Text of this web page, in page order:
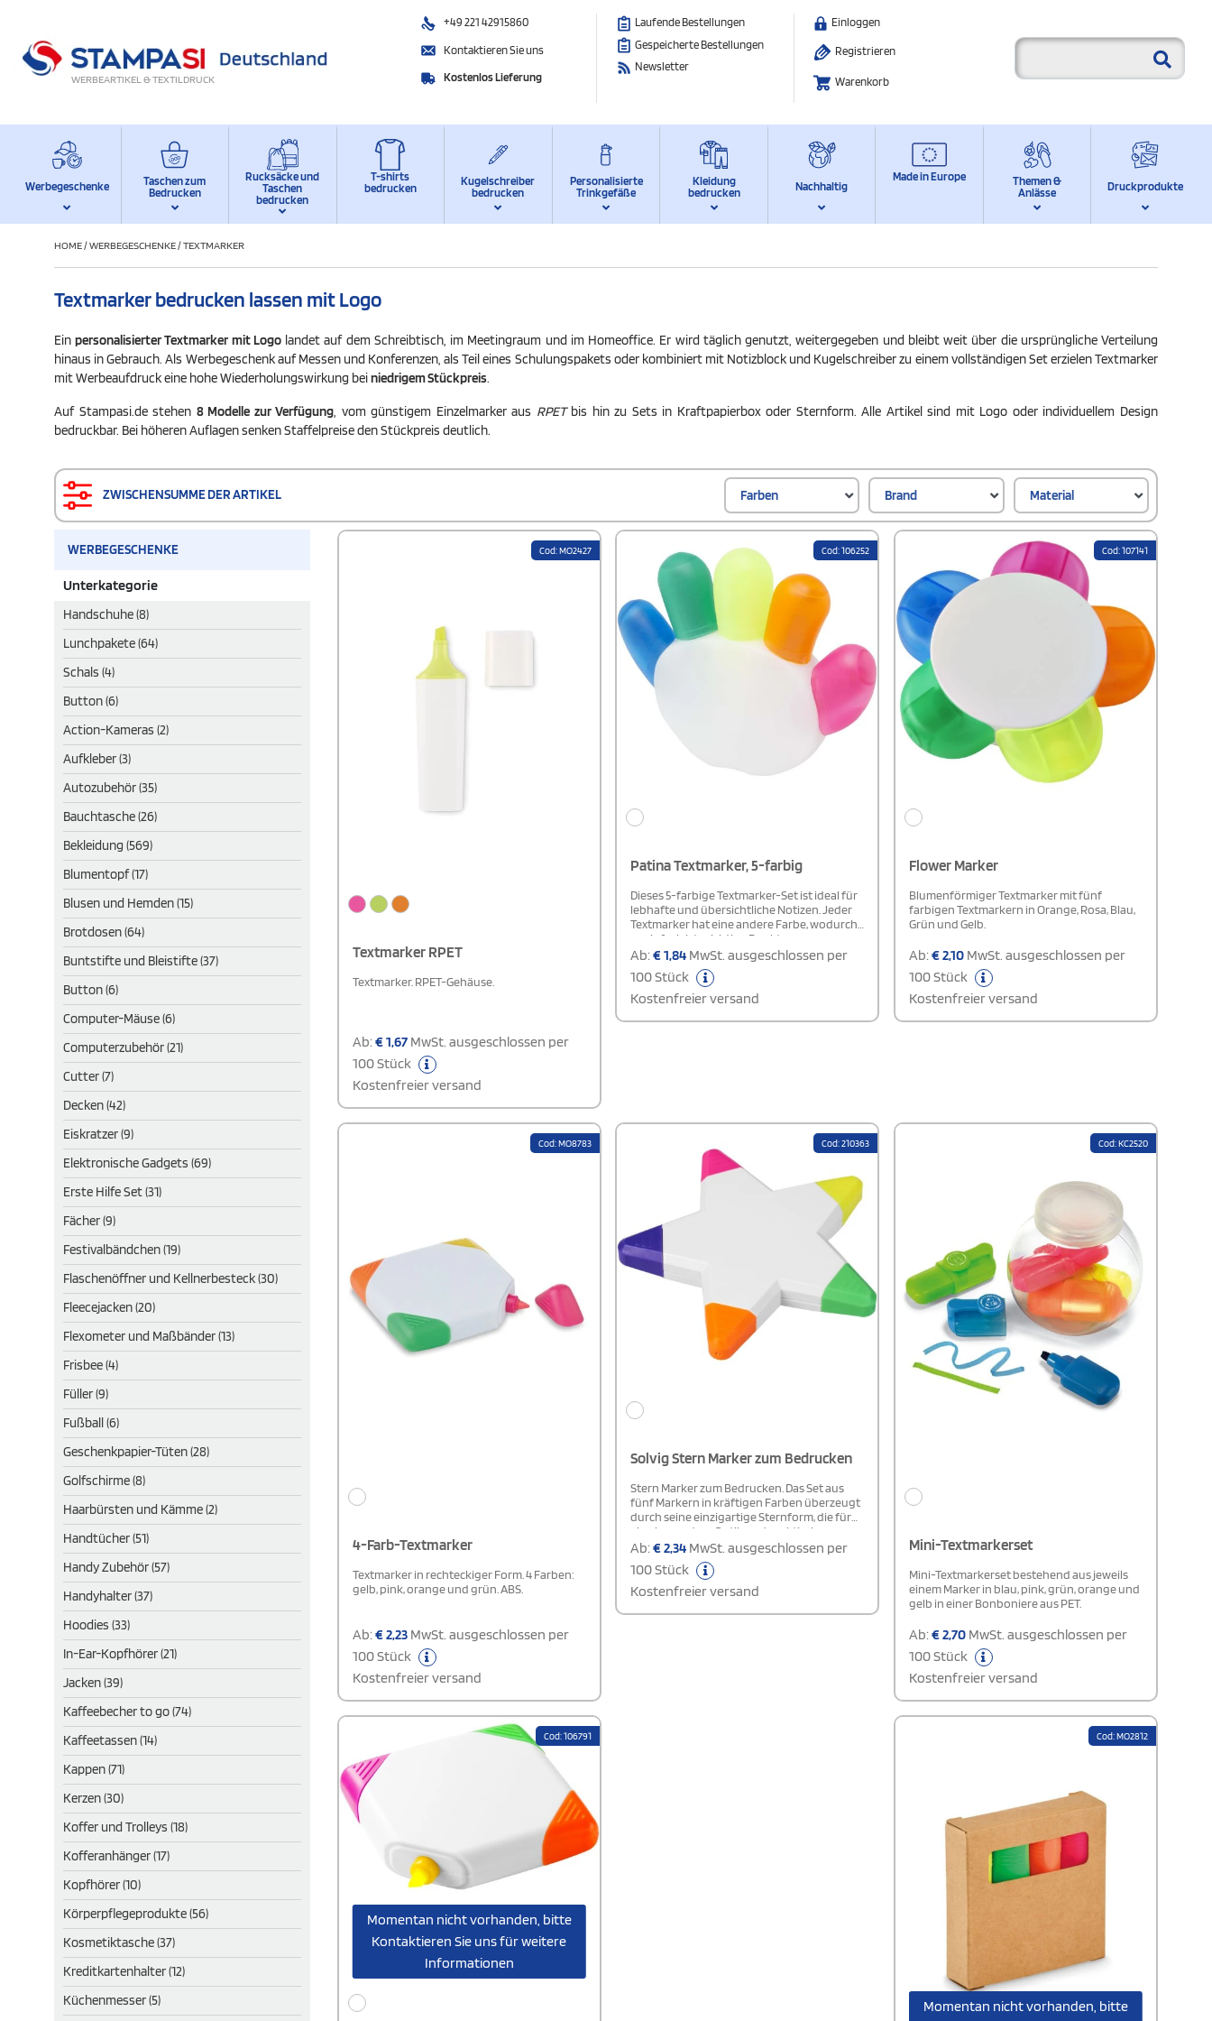
WERBEARTIKEL & TEXTILDRUCK
+49 221 42915860
Kontaktieren Sie uns
Kostenlos Lieferung
Laufende Bestellungen
Gespeicherte Bestellungen
Newsletter
Einloggen
Registrieren
Warenkorb
Werbegeschenke
Taschen zum
Bedrucken
Rucksäcke und
Taschen
bedrucken
T-shirts
bedrucken
Kugelschreiber
bedrucken
Personalisierte
Trinkgefäße
Kleidung
bedrucken
Nachhaltig
Made in Europe
Themen &
Anlässe
Druckprodukte
HOME/WERBEGESCHENKE/TEXTMARKER
Textmarker bedrucken lassen mit Logo
Einpersonalisierter Textmarker mit Logolandet auf dem Schreibtisch, im Meetingraum und im Homeoffice. Er wird täglich genutzt, weitergegeben und bleibt weit über die ursprüngliche Verteilung
hinaus in Gebrauch. Als Werbegeschenk auf Messen und Konferenzen, als Teil eines Schulungspakets oder kombiniert mit Notizblock und Kugelschreiber zu einem vollständigen Set erzielen Textmarker
mit Werbeaufdruck eine hohe Wiederholungswirkung beiniedrigem Stückpreis.
Auf Stampasi.de stehen 8 Modelle zur Verfügung, vom günstigem Einzelmarker aus RPETbis hin zu Sets in Kraftpapierbox oder Sternform. Alle Artikel sind mit Logo oder individuellem Design
bedruckbar. Bei höheren Auflagen senken Staffelpreise den Stückpreis deutlich.
ZWISCHENSUMME DER ARTIKEL Farben Brand Material
WERBEGESCHENKE
Unterkategorie
Handschuhe (8)
Lunchpakete (64)
Schals (4)
Button (6)
Action-Kameras (2)
Aufkleber (3)
Autozubehör (35)
Bauchtasche (26)
Bekleidung (569)
Blumentopf (17)
Blusen und Hemden (15)
Brotdosen (64)
Buntstifte und Bleistifte (37)
Button (6)
Computer-Mäuse (6)
Computerzubehör (21)
Cutter (7)
Decken (42)
Eiskratzer (9)
Elektronische Gadgets (69)
Erste Hilfe Set (31)
Fächer (9)
Festivalbändchen (19)
Flaschenöffner und Kellnerbesteck (30)
Fleecejacken (20)
Flexometer und Maßbänder (13)
Frisbee (4)
Füller (9)
Fußball (6)
Geschenkpapier-Tüten (28)
Golfschirme (8)
Haarbürsten und Kämme (2)
Handtücher (51)
Handy Zubehör (57)
Handyhalter (37)
Hoodies (33)
In-Ear-Kopfhörer (21)
Jacken (39)
Kaffeebecher to go (74)
Kaffeetassen (14)
Kappen (71)
Kerzen (30)
Koffer und Trolleys (18)
Kofferanhänger (17)
Kopfhörer (10)
Körperpflegeprodukte (56)
Kosmetiktasche (37)
Kreditkartenhalter (12)
Küchenmesser (5)
Cod: MO2427
Textmarker RPET
Textmarker. RPET-Gehäuse.
Ab:€1,67MwSt. ausgeschlossen per
100 Stück
Kostenfreier versand
Cod: 106252
Patina Textmarker, 5-farbig
Dieses 5-farbige Textmarker-Set ist ideal für
lebhafte und übersichtliche Notizen. Jeder
Textmarker hat eine andere Farbe, wodurch
es einfach ist, wichtige Punkte
hervorzuheben und Informationen zu
kategorisieren.
Ab:€1,84 MwSt. ausgeschlossen per
100 Stück
Kostenfreier versand
Cod: 107141
Flower Marker
Blumenförmiger Textmarker mit fünf
farbigen Textmarkern in Orange, Rosa, Blau,
Grün und Gelb.
Ab:€2,10MwSt. ausgeschlossen per
100 Stück
Kostenfreier versand
Cod: MO8783
4-Farb-Textmarker
Textmarker in rechteckiger Form. 4 Farben:
gelb, pink, orange und grün. ABS.
Ab:€2,23MwSt. ausgeschlossen per
100 Stück
Kostenfreier versand
Cod: 210363
Solvig Stern Marker zum Bedrucken
Stern Marker zum Bedrucken. Das Set aus
fünf Markern in kräftigen Farben überzeugt
durch seine einzigartige Sternform, die für
eine besondere Optik und praktische
Handhabung sorgt. Jeder Marker verfügt
über eine leuchtende Farbe, die Ihre Notizen
und Texte deutlich hervorhebt. Ideal für
kreatives Arbeiten im Büro, in der Schule
Schreibtisch!
Ab:€2,34 MwSt. ausgeschlossen per
100 Stück
Kostenfreier versand
Cod: KC2520
Mini-Textmarkerset
Mini-Textmarkerset bestehend aus jeweils
einem Marker in blau, pink, grün, orange und
gelb in einer Bonboniere aus PET.
Ab:€2,70MwSt. ausgeschlossen per
100 Stück
Kostenfreier versand
Cod: 106791
Momentan nicht vorhanden, bitte
Kontaktieren Sie uns für weitere
Informationen
Cod: MO2812
Momentan nicht vorhanden, bitte